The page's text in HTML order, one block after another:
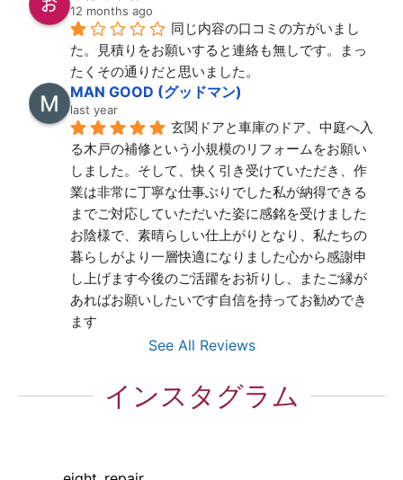
12 months ago
同じ内容の口コミの方がいまし
た。見積りをお願いすると連絡も無しです。まっ
たくその通りだと思いました。
MAN GOOD (グッドマン)
last year
玄関ドアと車庫のドア、中庭へ入
る木戸の補修という小規模のリフォームをお願い
しました。そして、快く引き受けていただき、作
業は非常に丁寧な仕事ぶりでした私が納得できる
までご対応していただいた姿に感銘を受けました
お陰様で、素晴らしい仕上がりとなり、私たちの
暮らしがより一層快適になりました心から感謝申
し上げます今後のご活躍をお祈りし、またご縁が
あればお願いしたいです自信を持ってお勧めでき
ます
See All Reviews
インスタグラム